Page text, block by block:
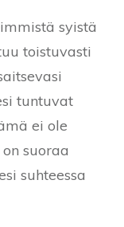
syistä
toistuvasti
tuntuvat
ei ole
suoraa
suhteessa